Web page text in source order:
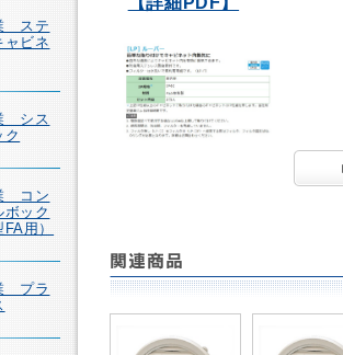
ステ
ャビネ
シス
ク
コン
ボック
用）
プラ